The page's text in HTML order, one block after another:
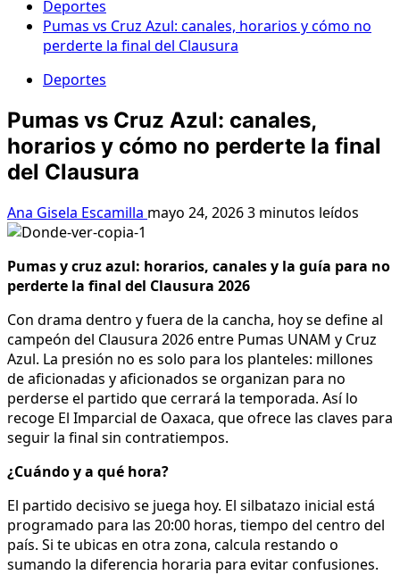
Deportes
Pumas vs Cruz Azul: canales, horarios y cómo no
perderte la final del Clausura
Deportes
Pumas vs Cruz Azul: canales,
horarios y cómo no perderte la final
del Clausura
Ana Gisela Escamilla mayo 24, 20263 minutos leídos
Pumas y cruz azul: horarios, canales y la guía para no
perderte la final del Clausura 2026
Con drama dentro y fuera de la cancha, hoy se define al
campeón del Clausura 2026 entre Pumas UNAM y Cruz
Azul. La presión no es solo para los planteles: millones
de aficionadas y aficionados se organizan para no
perderse el partido que cerrará la temporada. Así lo
recoge El Imparcial de Oaxaca, que ofrece las claves para
seguir la final sin contratiempos.
¿Cuándo y a qué hora?
El partido decisivo se juega hoy. El silbatazo inicial está
programado para las 20:00 horas, tiempo del centro del
país. Si te ubicas en otra zona, calcula restando o
sumando la diferencia horaria para evitar confusiones.